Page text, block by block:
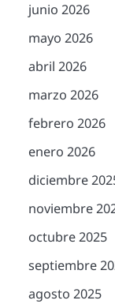
junio 2026
mayo 2026
abril 2026
marzo 2026
febrero 2026
enero 2026
diciembre
noviembre
octubre 2025
septiembre
agosto 2025